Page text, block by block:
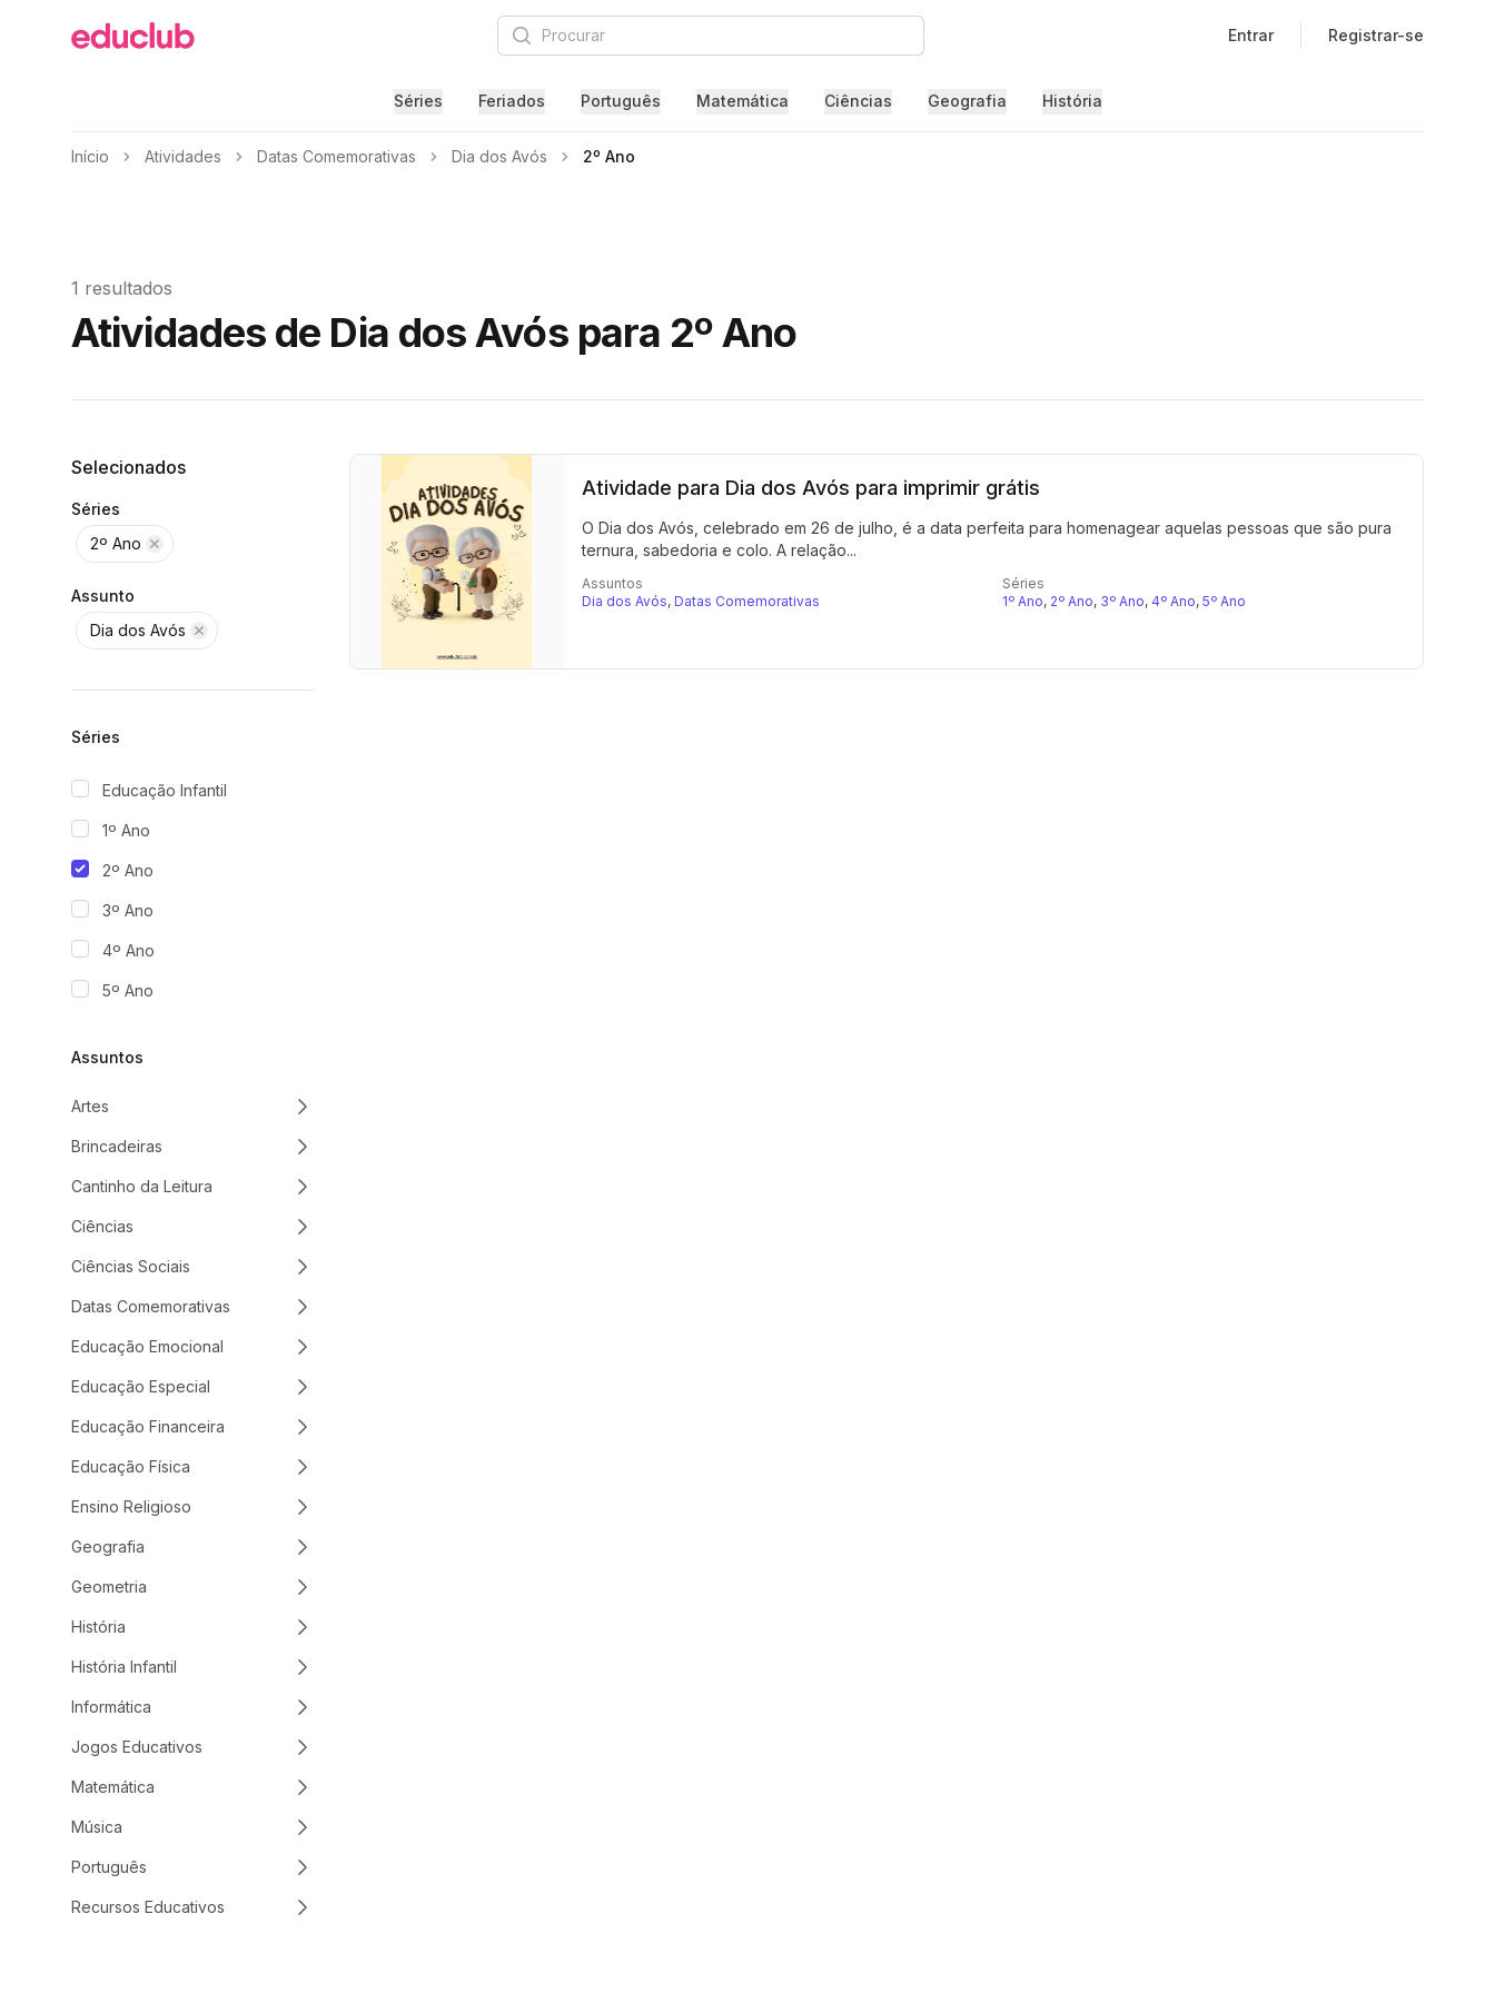
Educlub Procurar Entrar Registrar-se
Séries Feriados Português Matemática Ciências Geografia História
Início Atividades Datas Comemorativas Dia dos Avós 2º Ano
1 resultados
Atividades de Dia dos Avós para 2º Ano
Filtros
Selecionados
Séries
2º Ano
Assunto
Dia dos Avós
Séries
Educação Infantil
1º Ano
2º Ano
3º Ano
4º Ano
5º Ano
Assuntos
Artes
Brincadeiras
Cantinho da Leitura
Ciências
Ciências Sociais
Datas Comemorativas
Educação Emocional
Educação Especial
Educação Financeira
Educação Física
Ensino Religioso
Geografia
Geometria
História
História Infantil
Informática
Jogos Educativos
Matemática
Música
Português
Recursos Educativos
Atividade para Dia dos Avós para imprimir grátis
O Dia dos Avós, celebrado em 26 de julho, é a data perfeita para homenagear aquelas pessoas que são pura
ternura, sabedoria e colo. A relação...
Assuntos
Dia dos Avós, Datas Comemorativas
Séries
1º Ano, 2º Ano, 3º Ano, 4º Ano, 5º Ano